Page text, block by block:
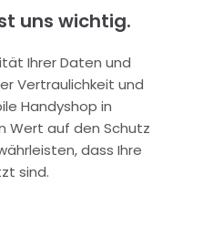
uns wichtig.
Ihrer Daten und
Vertraulichkeit und
Handyshop in
Wert auf den Schutz
dass Ihre
sind.